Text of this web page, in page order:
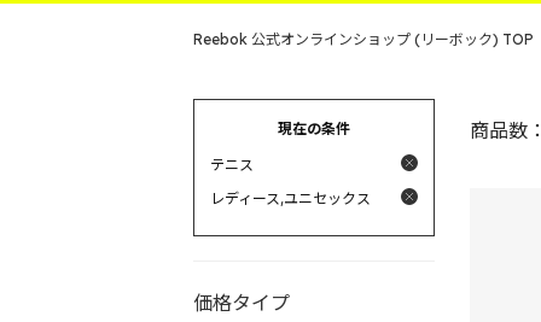
Reebok 公式オンラインショップ (リーボック) TOP
現在の条件
テニス
レディース,ユニセックス
価格タイプ
商品数